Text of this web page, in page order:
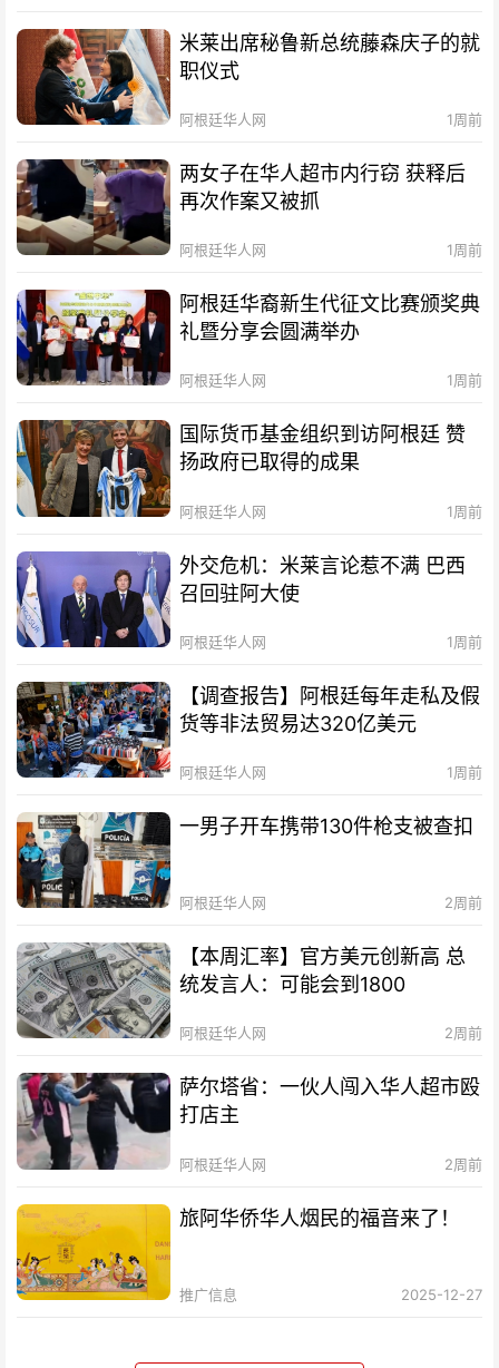
米莱出席秘鲁新总统藤森庆子的就
职仪式
阿根廷华人网 1周前
两女子在华人超市内行窃 获释后
再次作案又被抓
阿根廷华人网 1周前
阿根廷华裔新生代征文比赛颁奖典
礼暨分享会圆满举办
阿根廷华人网 1周前
国际货币基金组织到访阿根廷 赞
扬政府已取得的成果
阿根廷华人网 1周前
外交危机：米莱言论惹不满 巴西
召回驻阿大使
阿根廷华人网 1周前
【调查报告】阿根廷每年走私及假
货等非法贸易达320亿美元
阿根廷华人网 1周前
一男子开车携带130件枪支被查扣
阿根廷华人网 2周前
【本周汇率】官方美元创新高 总
统发言人：可能会到1800
阿根廷华人网 2周前
萨尔塔省：一伙人闯入华人超市殴
打店主
阿根廷华人网 2周前
旅阿华侨华人烟民的福音来了！
推广信息 2025-12-27